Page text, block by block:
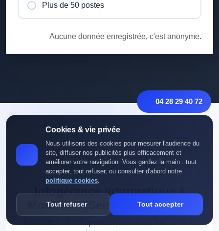
04 28 29 40 72
Cookies & vie privée
Nous utilisons des cookies pour mesurer l'audience du
site, diffuser nos publicités plus efficacement et
améliorer votre navigation. Vous gardez la main : tout
accepter, tout refuser, ou consulter d'abord notre
politique cookies.
Tout refuser Tout accepter
Plus de 50 postes
Aucune donnée enregistrée, c'est anonyme.
DISPONIBLE MAINTENANT
Infogérance informatique à
Montreuil (Seine-Saint-Denis)